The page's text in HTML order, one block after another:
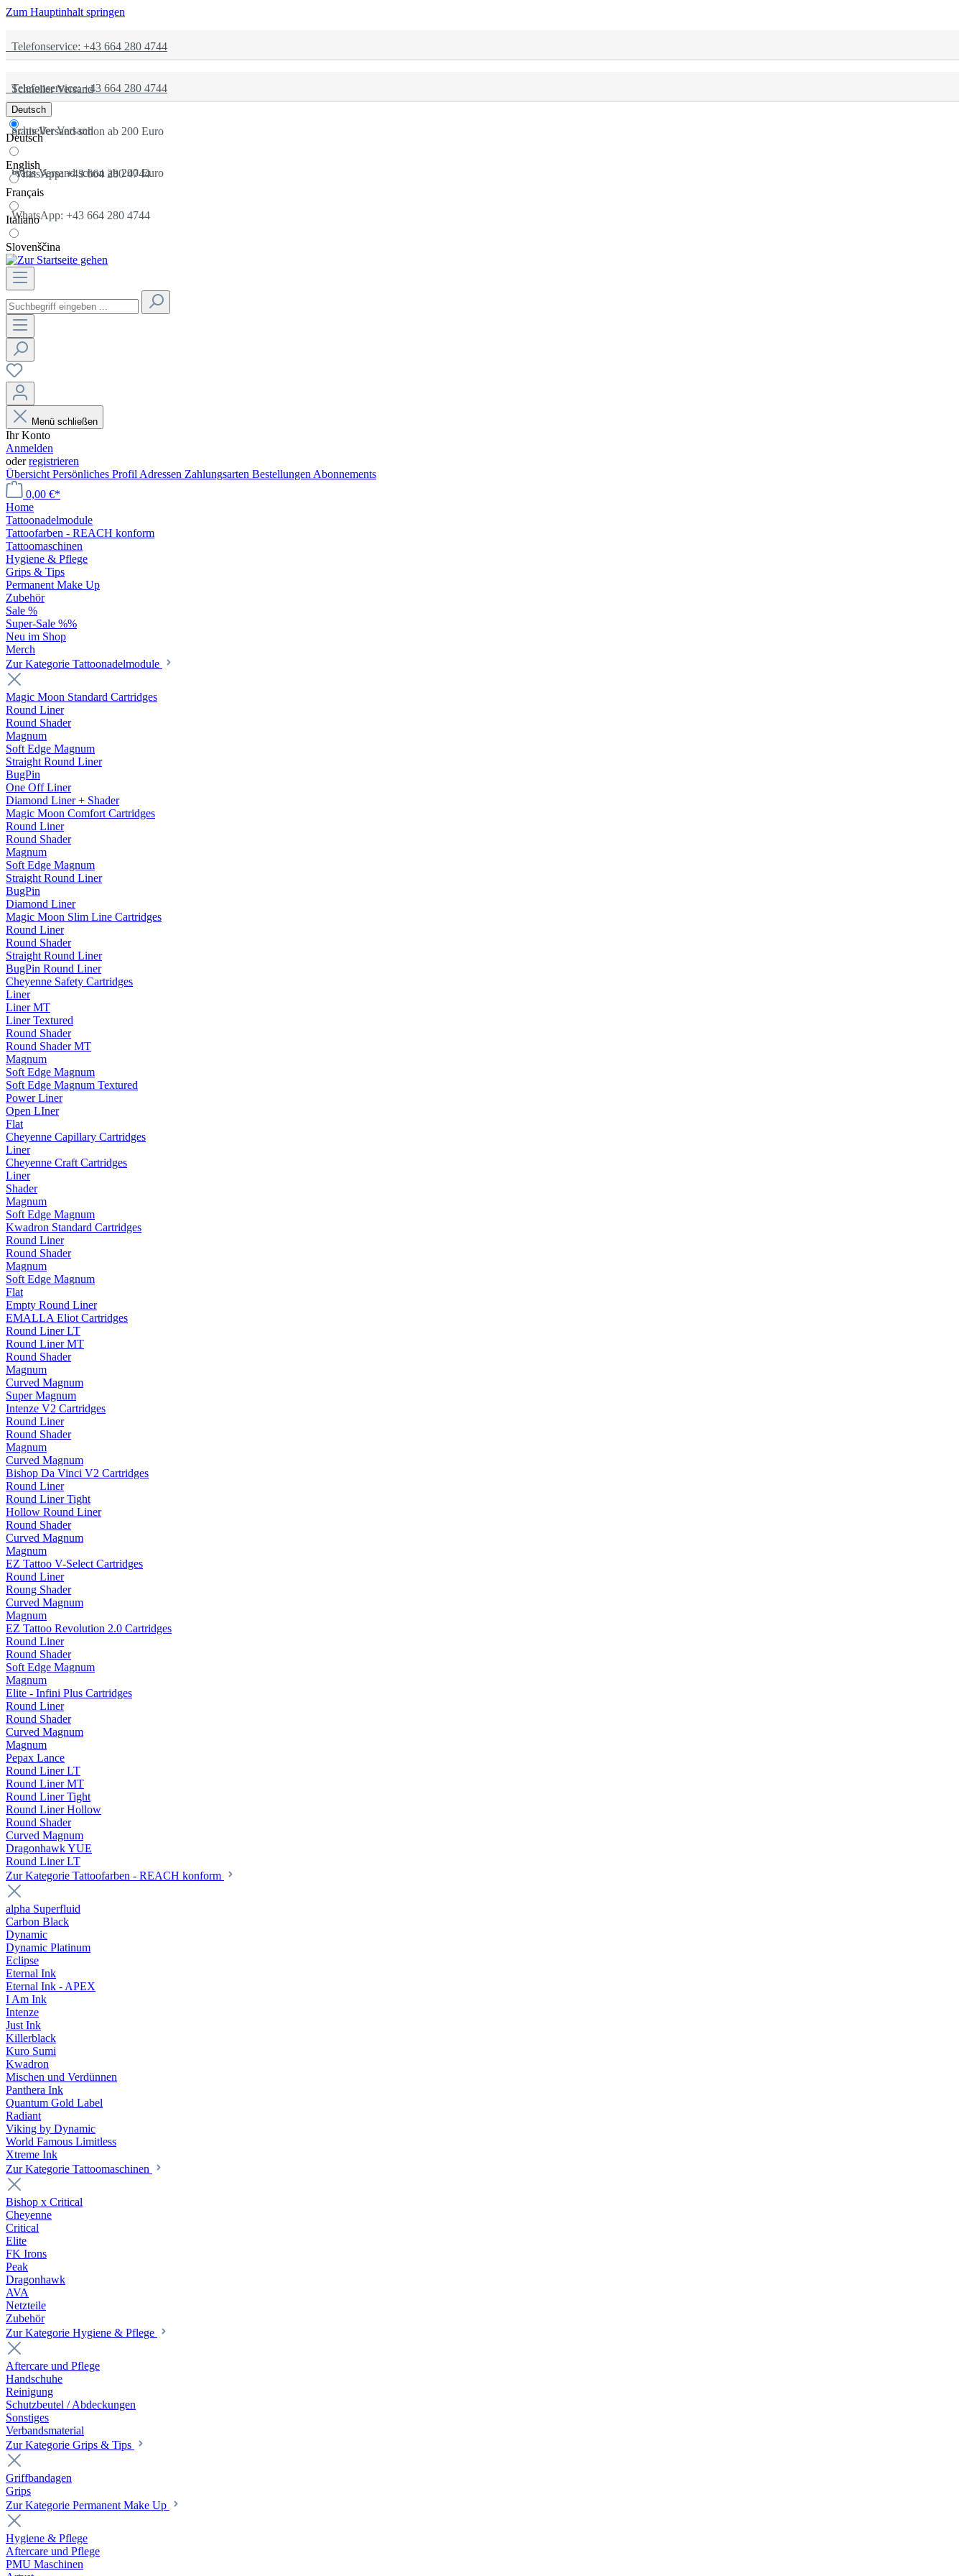
Zum Hauptinhalt springen
Telefonservice: +43 664 280 4744
Schneller Versand
gratis Versand schon ab 200 Euro
WhatsApp: +43 664 280 4744
Telefonservice: +43 664 280 4744
Schneller Versand
gratis Versand schon ab 200 Euro
WhatsApp: +43 664 280 4744
Deutsch
Deutsch
English
Français
Italiano
Slovenščina
Menü schließen
Ihr Konto
Anmelden
oderregistrieren
Übersicht Persönliches Profil Adressen Zahlungsarten Bestellungen Abonnements
0,00 €*
Home
Tattoonadelmodule
Tattoofarben - REACH konform
Tattoomaschinen
Hygiene & Pflege
Grips & Tips
Permanent Make Up
Zubehör
Sale %
Super-Sale %%
Neu im Shop
Merch
Zur Kategorie Tattoonadelmodule
Magic Moon Standard Cartridges
Round Liner
Round Shader
Magnum
Soft Edge Magnum
Straight Round Liner
BugPin
One Off Liner
Diamond Liner + Shader
Magic Moon Comfort Cartridges
Round Liner
Round Shader
Magnum
Soft Edge Magnum
Straight Round Liner
BugPin
Diamond Liner
Magic Moon Slim Line Cartridges
Round Liner
Round Shader
Straight Round Liner
BugPin Round Liner
Cheyenne Safety Cartridges
Liner
Liner MT
Liner Textured
Round Shader
Round Shader MT
Magnum
Soft Edge Magnum
Soft Edge Magnum Textured
Power Liner
Open LIner
Flat
Cheyenne Capillary Cartridges
Liner
Cheyenne Craft Cartridges
Liner
Shader
Magnum
Soft Edge Magnum
Kwadron Standard Cartridges
Round Liner
Round Shader
Magnum
Soft Edge Magnum
Flat
Empty Round Liner
EMALLA Eliot Cartridges
Round Liner LT
Round Liner MT
Round Shader
Magnum
Curved Magnum
Super Magnum
Intenze V2 Cartridges
Round Liner
Round Shader
Magnum
Curved Magnum
Bishop Da Vinci V2 Cartridges
Round Liner
Round Liner Tight
Hollow Round Liner
Round Shader
Curved Magnum
Magnum
EZ Tattoo V-Select Cartridges
Round Liner
Roung Shader
Curved Magnum
Magnum
EZ Tattoo Revolution 2.0 Cartridges
Round Liner
Round Shader
Soft Edge Magnum
Magnum
Elite - Infini Plus Cartridges
Round Liner
Round Shader
Curved Magnum
Magnum
Pepax Lance
Round Liner LT
Round Liner MT
Round Liner Tight
Round Liner Hollow
Round Shader
Curved Magnum
Dragonhawk YUE
Round Liner LT
Zur Kategorie Tattoofarben - REACH konform
alpha Superfluid
Carbon Black
Dynamic
Dynamic Platinum
Eclipse
Eternal Ink
Eternal Ink - APEX
I Am Ink
Intenze
Just Ink
Killerblack
Kuro Sumi
Kwadron
Mischen und Verdünnen
Panthera Ink
Quantum Gold Label
Radiant
Viking by Dynamic
World Famous Limitless
Xtreme Ink
Zur Kategorie Tattoomaschinen
Bishop x Critical
Cheyenne
Critical
Elite
FK Irons
Peak
Dragonhawk
AVA
Netzteile
Zubehör
Zur Kategorie Hygiene & Pflege
Aftercare und Pflege
Handschuhe
Reinigung
Schutzbeutel / Abdeckungen
Sonstiges
Verbandsmaterial
Zur Kategorie Grips & Tips
Griffbandagen
Grips
Zur Kategorie Permanent Make Up
Hygiene & Pflege
Aftercare und Pflege
PMU Maschinen